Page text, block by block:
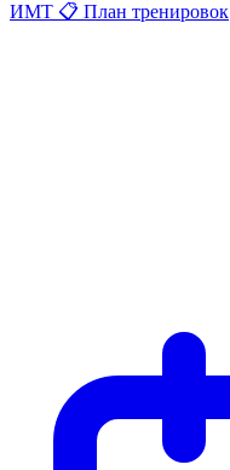
ИМТ 📋 План тренировок